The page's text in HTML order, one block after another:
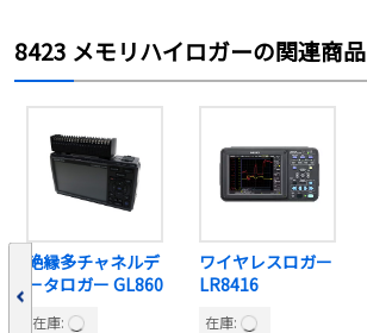
8423 メモリハイロガーの関連商品
絶縁多チャネルデ
ータロガー GL860
在庫:
ワイヤレスロガー
LR8416
在庫: